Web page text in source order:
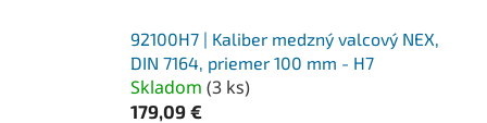
92100H7 | Kaliber medzný valcový NEX,
DIN 7164, priemer 100 mm - H7
Skladom (3 ks)
179,09 €